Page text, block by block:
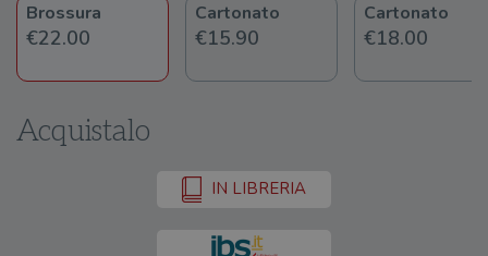
Brossura
€22.00
Cartonato
€15.90
Cartonato
€18.00
Acquistalo
IN LIBRERIA